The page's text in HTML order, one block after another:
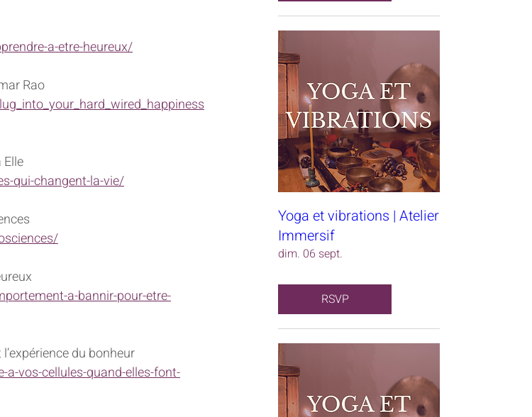
a-etre-heureux/
Rao
qui-changent-la-vie/
a-bannir-pour-etre-
du bonheur
vos-cellules-quand-elles-font-
Yoga et vibrations | Atelier
Immersif
dim. 06 sept.
RSVP